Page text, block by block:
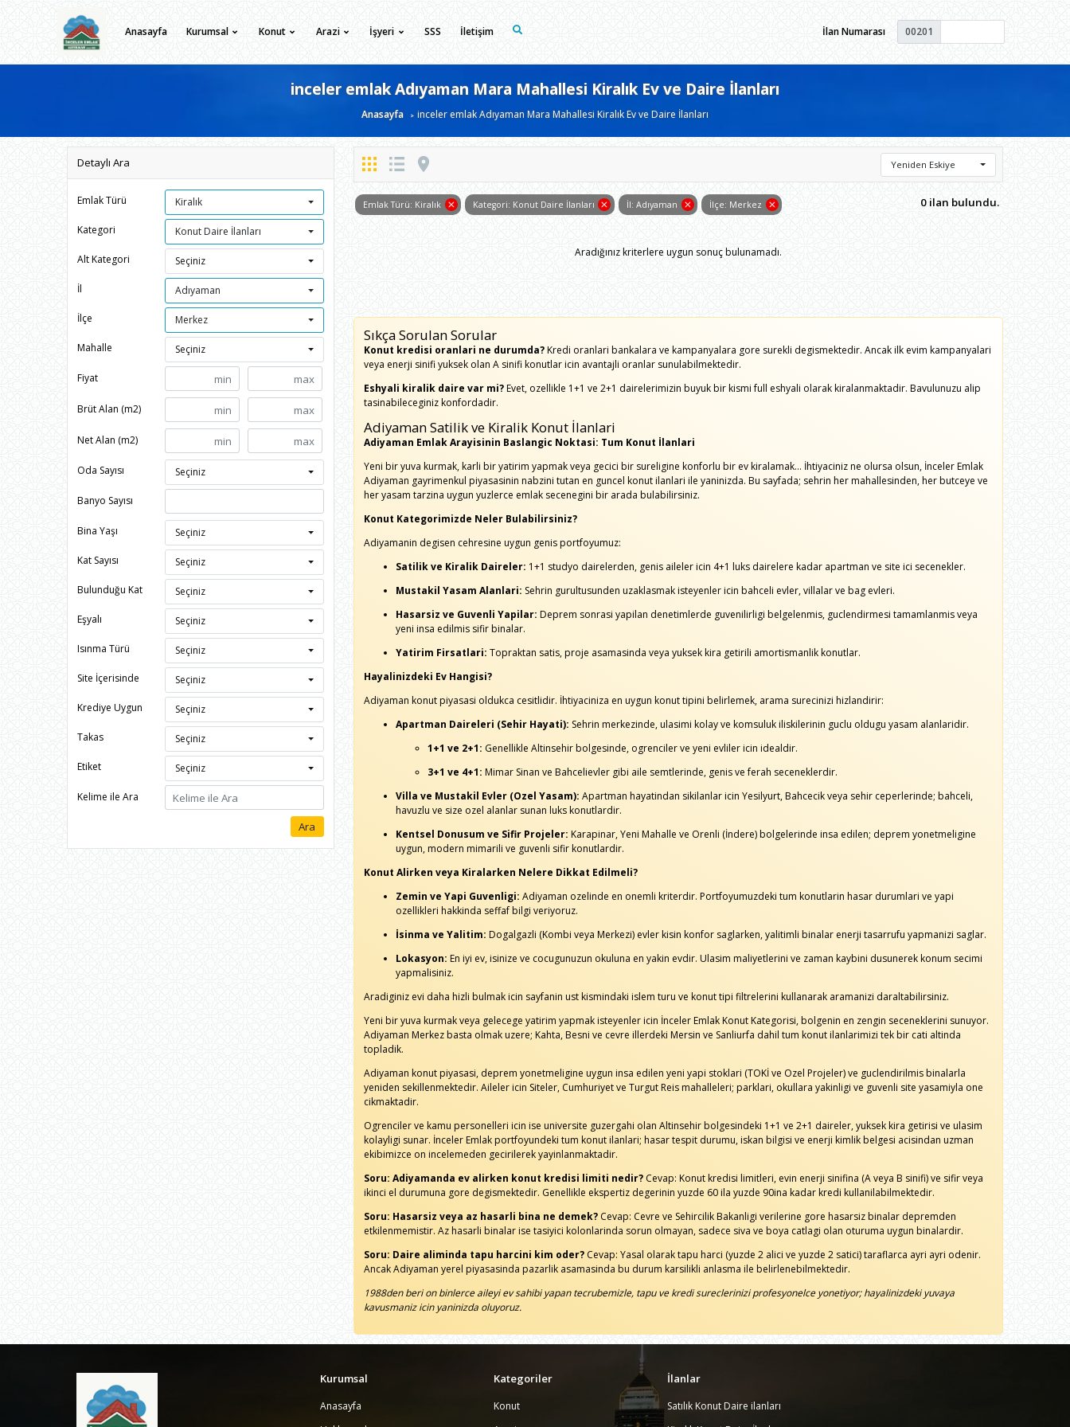
Anasayfa Kurumsal Konut Arazi İşyeri SSS İletişim İlan Numarası 00201
inceler emlak Adıyaman Mara Mahallesi Kiralık Ev ve Daire İlanları
Anasayfa inceler emlak Adıyaman Mara Mahallesi Kiralık Ev ve Daire İlanları
Detaylı Ara
Emlak Türü Kiralık
Kategori Konut Daire İlanları
Alt Kategori Seçiniz
İl Adıyaman
İlçe Merkez
Mahalle Seçiniz
Fiyat
Brüt Alan (m2)
Net Alan (m2)
Oda Sayısı Seçiniz
Banyo Sayısı
Bina Yaşı Seçiniz
Kat Sayısı Seçiniz
Bulunduğu Kat Seçiniz
Eşyalı Seçiniz
Isınma Türü Seçiniz
Site İçerisinde Seçiniz
Krediye Uygun Seçiniz
Takas Seçiniz
Etiket Seçiniz
Kelime ile Ara
Yeniden Eskiye
0 ilan bulundu.
Emlak Türü: Kiralık Kategori: Konut Daire İlanları İl: Adıyaman İlçe: Merkez
Aradığınız kriterlere uygun sonuç bulunamadı.
Sıkça Sorulan Sorular
Konut kredisi oranlari ne durumda?Kredi oranlari bankalara ve kampanyalara gore surekli degismektedir. Ancak ilk evim kampanyalari
veya enerji sinifi yuksek olan A sinifi konutlar icin avantajli oranlar sunulabilmektedir.
Eshyali kiralik daire var mi?Evet, ozellikle 1+1 ve 2+1 dairelerimizin buyuk bir kismi full eshyali olarak kiralanmaktadir. Bavulunuzu alip
tasinabileceginiz konfordadir.
Adiyaman Satilik ve Kiralik Konut İlanlari
Adiyaman Emlak Arayisinin Baslangic Noktasi: Tum Konut İlanlari
Yeni bir yuva kurmak, karli bir yatirim yapmak veya gecici bir sureligine konforlu bir ev kiralamak... İhtiyaciniz ne olursa olsun, İnceler Emlak
Adiyaman gayrimenkul piyasasinin nabzini tutan en guncel konut ilanlari ile yaninizda. Bu sayfada; sehrin her mahallesinden, her butceye ve
her yasam tarzina uygun yuzlerce emlak secenegini bir arada bulabilirsiniz.
Konut Kategorimizde Neler Bulabilirsiniz?
Adiyamanin degisen cehresine uygun genis portfoyumuz:
Satilik ve Kiralik Daireler: 1+1 studyo dairelerden, genis aileler icin 4+1 luks dairelere kadar apartman ve site ici secenekler.
Mustakil Yasam Alanlari: Sehrin gurultusunden uzaklasmak isteyenler icin bahceli evler, villalar ve bag evleri.
Hasarsiz ve Guvenli Yapilar: Deprem sonrasi yapilan denetimlerde guvenilirligi belgelenmis, guclendirmesi tamamlanmis veya
yeni insa edilmis sifir binalar.
Yatirim Firsatlari: Topraktan satis, proje asamasinda veya yuksek kira getirili amortismanlik konutlar.
Hayalinizdeki Ev Hangisi?
Adiyaman konut piyasasi oldukca cesitlidir. İhtiyaciniza en uygun konut tipini belirlemek, arama surecinizi hizlandirir:
Apartman Daireleri (Sehir Hayati): Sehrin merkezinde, ulasimi kolay ve komsuluk iliskilerinin guclu oldugu yasam alanlaridir.
1+1 ve 2+1: Genellikle Altinsehir bolgesinde, ogrenciler ve yeni evliler icin idealdir.
3+1 ve 4+1: Mimar Sinan ve Bahcelievler gibi aile semtlerinde, genis ve ferah seceneklerdir.
Villa ve Mustakil Evler (Ozel Yasam): Apartman hayatindan sikilanlar icin Yesilyurt, Bahcecik veya sehir ceperlerinde; bahceli,
havuzlu ve size ozel alanlar sunan luks konutlardir.
Kentsel Donusum ve Sifir Projeler: Karapinar, Yeni Mahalle ve Orenli (İndere) bolgelerinde insa edilen; deprem yonetmeligine
uygun, modern mimarili ve guvenli sifir konutlardir.
Konut Alirken veya Kiralarken Nelere Dikkat Edilmeli?
Zemin ve Yapi Guvenligi: Adiyaman ozelinde en onemli kriterdir. Portfoyumuzdeki tum konutlarin hasar durumlari ve yapi
ozellikleri hakkinda seffaf bilgi veriyoruz.
İsinma ve Yalitim: Dogalgazli (Kombi veya Merkezi) evler kisin konfor saglarken, yalitimli binalar enerji tasarrufu yapmanizi saglar.
Lokasyon: En iyi ev, isinize ve cocugunuzun okuluna en yakin evdir. Ulasim maliyetlerini ve zaman kaybini dusunerek konum secimi
yapmalisiniz.
Aradiginiz evi daha hizli bulmak icin sayfanin ust kismindaki islem turu ve konut tipi filtrelerini kullanarak aramanizi daraltabilirsiniz.
Yeni bir yuva kurmak veya gelecege yatirim yapmak isteyenler icin İnceler Emlak Konut Kategorisi, bolgenin en zengin seceneklerini sunuyor.
Adiyaman Merkez basta olmak uzere; Kahta, Besni ve cevre illerdeki Mersin ve Sanliurfa dahil tum konut ilanlarimizi tek bir cati altinda
topladik.
Adiyaman konut piyasasi, deprem yonetmeligine uygun insa edilen yeni yapi stoklari (TOKİ ve Ozel Projeler) ve guclendirilmis binalarla
yeniden sekillenmektedir. Aileler icin Siteler, Cumhuriyet ve Turgut Reis mahalleleri; parklari, okullara yakinligi ve guvenli site yasamiyla one
cikmaktadir.
Ogrenciler ve kamu personelleri icin ise universite guzergahi olan Altinsehir bolgesindeki 1+1 ve 2+1 daireler, yuksek kira getirisi ve ulasim
kolayligi sunar. İnceler Emlak portfoyundeki tum konut ilanlari; hasar tespit durumu, iskan bilgisi ve enerji kimlik belgesi acisindan uzman
ekibimizce on incelemeden gecirilerek yayinlanmaktadir.
Soru: Adiyamanda ev alirken konut kredisi limiti nedir? Cevap: Konut kredisi limitleri, evin enerji sinifina (A veya B sinifi) ve sifir veya
ikinci el durumuna gore degismektedir. Genellikle ekspertiz degerinin yuzde 60 ila yuzde 90ina kadar kredi kullanilabilmektedir.
Soru: Hasarsiz veya az hasarli bina ne demek? Cevap: Cevre ve Sehircilik Bakanligi verilerine gore hasarsiz binalar depremden
etkilenmemistir. Az hasarli binalar ise tasiyici kolonlarinda sorun olmayan, sadece siva ve boya catlagi olan oturuma uygun binalardir.
Soru: Daire aliminda tapu harcini kim oder? Cevap: Yasal olarak tapu harci (yuzde 2 alici ve yuzde 2 satici) taraflarca ayri ayri odenir.
Ancak Adiyaman yerel piyasasinda pazarlik asamasinda bu durum karsilikli anlasma ile belirlenebilmektedir.
1988den beri on binlerce aileyi ev sahibi yapan tecrubemizle, tapu ve kredi sureclerinizi profesyonelce yonetiyor; hayalinizdeki yuvaya
kavusmaniz icin yaninizda oluyoruz.
Kurumsal
Anasayfa
Kategoriler
Konut
İlanlar
Satılık Konut Daire ilanları